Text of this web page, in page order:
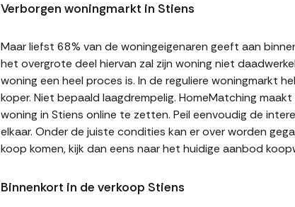
Verborgen woningmarkt in Stiens
Maar liefst 68% van de woningeigenaren geeft aan
het overgrote deel hiervan zal zijn woning niet
woning een heel proces is. In de reguliere woningmarkt
koper. Niet bepaald laagdrempelig. HomeMatching
woning in Stiens online te zetten. Peil eenvoudig de
elkaar. Onder de juiste condities kan er over worden
koop komen, kijk dan eens naar het huidige aanbod
Binnenkort in de verkoop Stiens